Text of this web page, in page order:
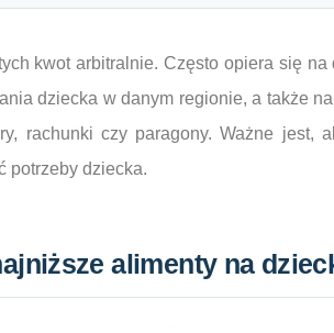
kwot arbitralnie. Często opiera się
dziecka w danym regionie, a także
rachunki czy paragony. Ważne jest,
potrzeby dziecka.
alimenty na